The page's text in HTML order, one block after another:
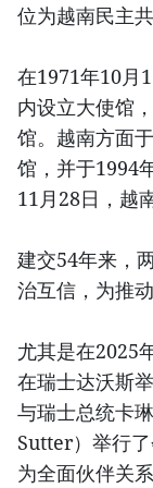
位为越南民主
在1971年10月
内设立大使馆
馆。越南方面
馆，并于1994
11月28日，越
建交54年来，
治互信，为推
尤其是在2025
在瑞士达沃斯
与瑞士总统卡
Sutter）举行
为全面伙伴关